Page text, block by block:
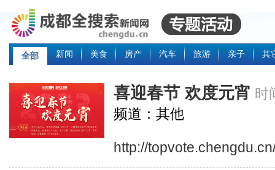
全部 新闻 美食 房产 汽车 旅游 亲子 其
喜迎春节 欢度元宵 时
频道：其他
http://